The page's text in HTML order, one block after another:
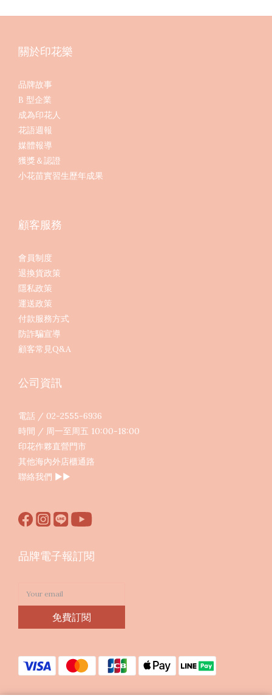
關於印花樂
品牌故事
B 型企業
成為印花人
花語週報
媒體報導
獲獎＆認證
小花苗實習生歷年成果
顧客服務
會員制度
退換貨政策
隱私政策
運送政策
付款服務方式
防詐騙宣導
顧客常見Q&A
公司資訊
電話 / 02-2555-6936
時間 / 周一至周五 10:00-18:00
印花作夥直營門市
其他海內外店櫃通路
聯絡我們 ▶︎▶︎
品牌電子報訂閱
免費訂閱